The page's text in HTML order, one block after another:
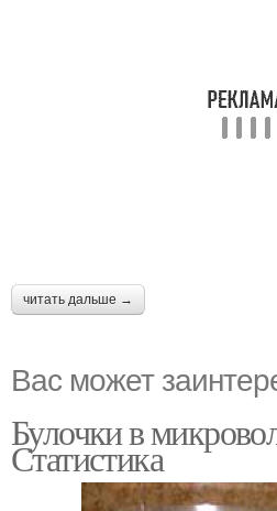
читать дальше →
Вас может
Булочки в
Статистика